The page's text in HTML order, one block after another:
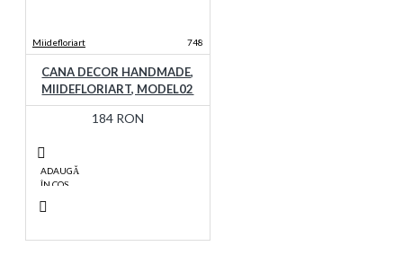
Miidefloriart 748
CANA DECOR HANDMADE,
MIIDEFLORIART, MODEL02
184 RON
ADAUGĂ
ÎN COŞ